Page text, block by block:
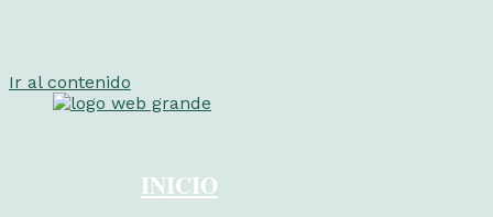
Ir al contenido
INICIO